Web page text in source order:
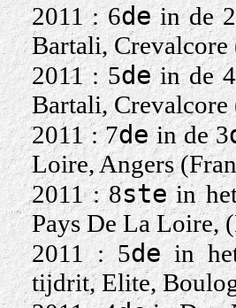
2011 : 6dein de 2
Bartali,
2011 : 5dein de 4
Bartali,
2011 : 7dein de 3
Loire, Angers
2011 : 8stein het
Pays De La Loire,
2011 : 5dein het
tijdrit, Elite,